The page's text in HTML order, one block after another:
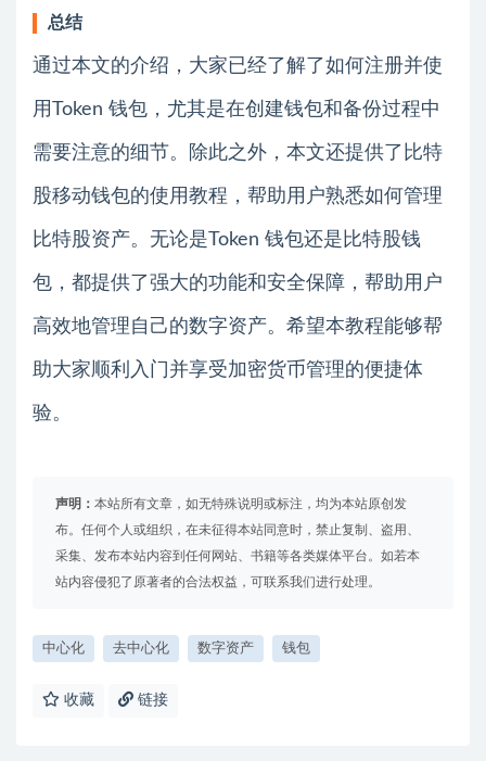
总结
通过本文的介绍，大家已经了解了如何注册并使
用Token 钱包，尤其是在创建钱包和备份过程中
需要注意的细节。除此之外，本文还提供了比特
股移动钱包的使用教程，帮助用户熟悉如何管理
比特股资产。无论是Token 钱包还是比特股钱
包，都提供了强大的功能和安全保障，帮助用户
高效地管理自己的数字资产。希望本教程能够帮
助大家顺利入门并享受加密货币管理的便捷体
验。
声明： 本站所有文章，如无特殊说明或标注，均为本站原创发
布。任何个人或组织，在未征得本站同意时，禁止复制、盗用、
采集、发布本站内容到任何网站、书籍等各类媒体平台。如若本
站内容侵犯了原著者的合法权益，可联系我们进行处理。
中心化 去中心化 数字资产 钱包
收藏 链接